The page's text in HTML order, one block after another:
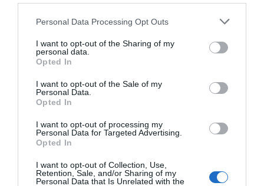
Personal Data Processing Opt Outs
I want to opt-out of the Sharing of my
personal data.
Opted In
I want to opt-out of the Sale of my
Personal Data.
Opted In
I want to opt-out of processing my
Personal Data for Targeted Advertising.
Opted In
I want to opt-out of Collection, Use,
Retention, Sale, and/or Sharing of my
Personal Data that Is Unrelated with the
La arquitectura del olvido
Lo que ocurrió entre el lunes y el jueves de esta semana
no es una anécdota ni una casualidad. Es, más bien,
demostración clínica de un problema estructural que el
Papa diagnosticó con precisión quirúrgica y que la
clase política española optó por ignorar en tiempo
tentación de ganar popularidad avivando el fuego de las
polarizaciones continúa creciendo en las sociedades
occidentales. Cuarenta y ocho horas después, esa tentación
resultaba irresistible en los hemiciclos españoles.